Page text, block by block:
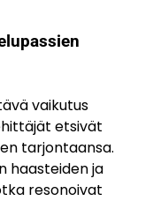
vaikutus
etsivät
tarjontaansa.
haasteiden ja
resonoivat